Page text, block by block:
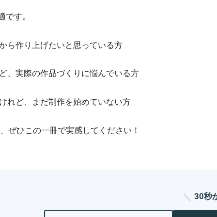
です。
ら作り上げたいと思っている方
、実際の作品づくりに悩んでいる方
れど、まだ制作を始めていない方
ぜひこの一冊で実感してください！
30秒